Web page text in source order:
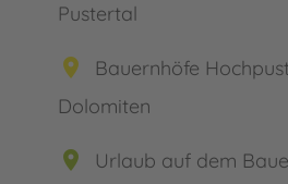
Pustertal
place
Bauernhöfe
Dolomiten
place Urlaub auf dem